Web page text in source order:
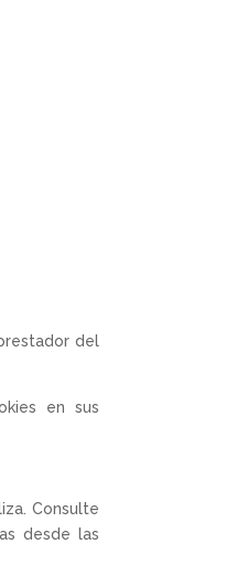
del
en sus
Consulte
desde las